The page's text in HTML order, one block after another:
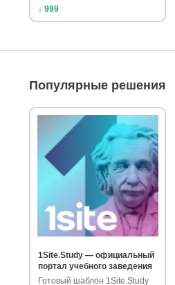
↓ 999
Популярные решения
1Site.Study — официальный
портал учебного заведения
Готовый шаблон 1Site.Study